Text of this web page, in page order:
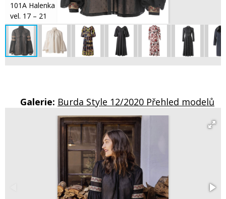
101A Halenka
vel. 17 – 21
Galerie: Burda Style 12/2020 Přehled modelů